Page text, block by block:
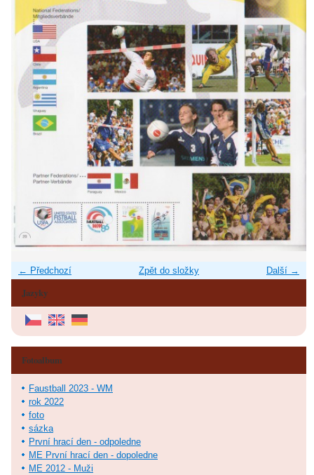
← Předchozí Další →
Zpět do složky
Jazyky
Fotoalbum
Faustball 2023 - WM
rok 2022
foto
sázka
První hrací den - odpoledne
ME První hrací den - dopoledne
ME 2012 - Muži